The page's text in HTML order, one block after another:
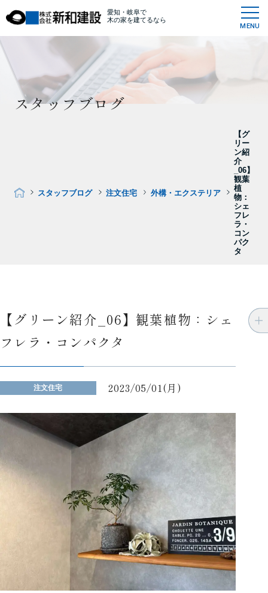
愛知・岐阜で
木の家を建てるなら
MENU
スタッフブログ
スタッフブログ 注文住宅 外構・エクステリア
【グ
リー
ン紹
介
_06】
観葉
植
物：
シェ
フレ
ラ・
コン
パク
タ
【グリーン紹介_06】観葉植物：シェ
フレラ・コンパクタ
注文住宅 2023/05/01(月)